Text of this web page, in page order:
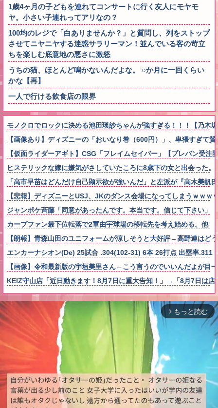
1歳4ヶ月の子どもを連れてコンサートに行く友人にモヤモ
ヤ。小さい子連れってアリなの？
100均のレジで「白ありませんか？」と質問し、列をストップ
させてニヤニヤする迷惑サラリーマン！並んでいる客の苛立
ちを楽しむ底意地の悪さに激怒
うちの猫、ほとんど鳴かないんだよな。 ○か月に一回くらい
かな【再】
一人で行ける飲食店の限界
モノクロでロックに決める池田瑛紗ちゃんが強すぎる！！！【乃木
【画像あり】ディズニーの「おいなり巻（600円）」、卑猥すぎて
【仮面ライダーアギト】CSG「フレイムセイバー」【プレバン受注
ヒステリックな嫁に嫌気がさしていたころに8歳下の女と出会っ
「高市早苗はどんだけ自己顕示欲が強いんだ」と左派が『高木美
【悲報】ディズニーとUSJ、JKのダンス会場になってしまうｗｗｗ
ジャンポケ斉藤「同意があったんです。本当です。信じて下さい
カープファン最下位転落で2軍由宇球場の移転先を考え始める。他
【朗報】青森山田のユニフォームが涼しそうと大好評→高野連はど
エンカーナシオン(De) 25試合 .304(102-31) 6本 26打点 出塁率.311
【画像】令和最新版の宇垣美里さん←こう言うのでいいんだよが
KEIZ守山店「近日動きます！8月7日に重大告知！」→「8月7日は店
arrow_forward_ios もっと読む